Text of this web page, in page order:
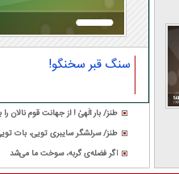
سنگ قبر سخنگو!
طنز/ بار الٰهیٰ ! از جهانت قوم نالان را
طنز/ سرلشگر سایبری تویی، بات
اگر فضله‌ی گربه، سوخت ما می‌شد